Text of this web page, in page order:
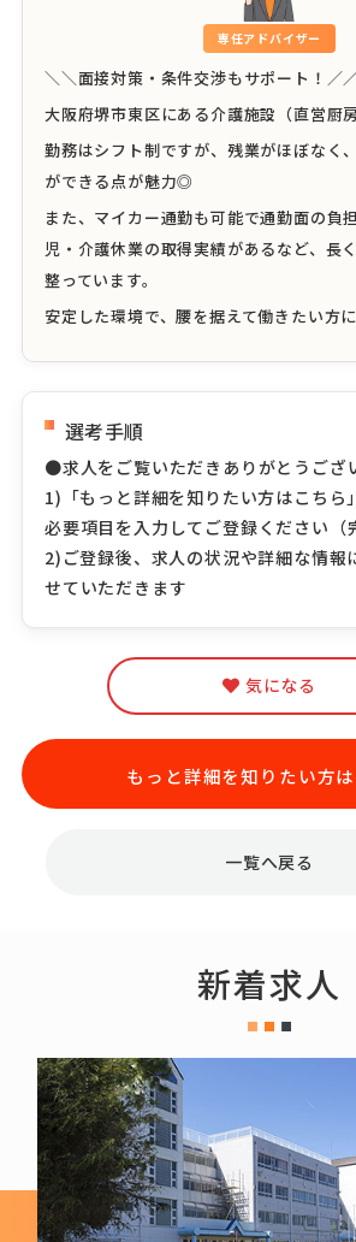
専任アドバイザー
＼＼面接対策・条件交渉もサポート！／
大阪府堺市東区にある介護施設（直営厨
勤務はシフト制ですが、残業がほぼなく
ができる点が魅力◎
また、マイカー通勤も可能で通勤面の負
児・介護休業の取得実績があるなど、長
整っています。
安定した環境で、腰を据えて働きたい方
選考手順
●求人をご覧いただきありがとうござ
1)「もっと詳細を知りたい方はこちら
必要項目を入力してご登録ください（
2)ご登録後、求人の状況や詳細な情報
せていただきます
気になる
もっと詳細を知りたい方
一覧へ戻る
新着求人